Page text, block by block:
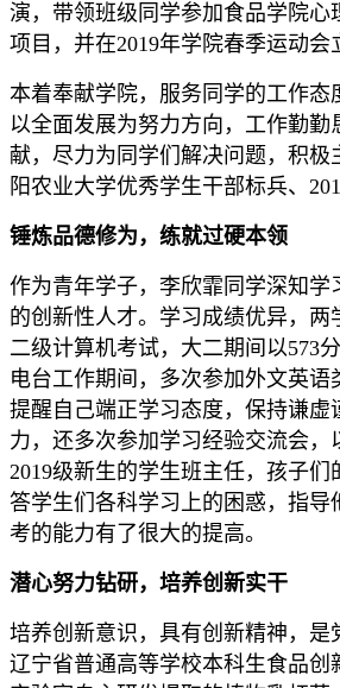
演，带领班级同学参加食品学院
项目，并在2019年学院春季运动会
本着奉献学院，服务同学的工作态
以全面发展为努力方向，工作勤
献，尽力为同学们解决问题，积
阳农业大学优秀学生干部标兵、
锤炼品德修为，练就过硬本领
作为青年学子，李欣霏同学深知
的创新性人才。学习成绩优异，
二级计算机考试，大二期间以573
电台工作期间，多次参加外文英语
提醒自己端正学习态度，保持谦
力，还多次参加学习经验交流会
2019级新生的学生班主任，孩子
答学生们各科学习上的困惑，指
考的能力有了很大的提高。
潜心努力钻研，培养创新实干
培养创新意识，具有创新精神，
辽宁省普通高等学校本科生食品